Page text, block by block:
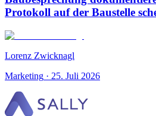
Protokoll auf der Baustelle
Lorenz Zwicknagl
Marketing · 25. Juli 2026